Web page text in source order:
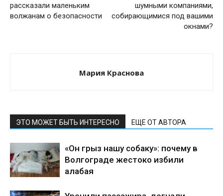
рассказали маленьким
волжанам о безопасности
шумными компаниями,
собирающимися под вашими
окнами?
Мария Краснова
ЭТО МОЖЕТ БЫТЬ ИНТЕРЕСНО ЕЩЕ ОТ АВТОРА
«Он грыз нашу собаку»: почему в
Волгограде жестоко избили
алабая